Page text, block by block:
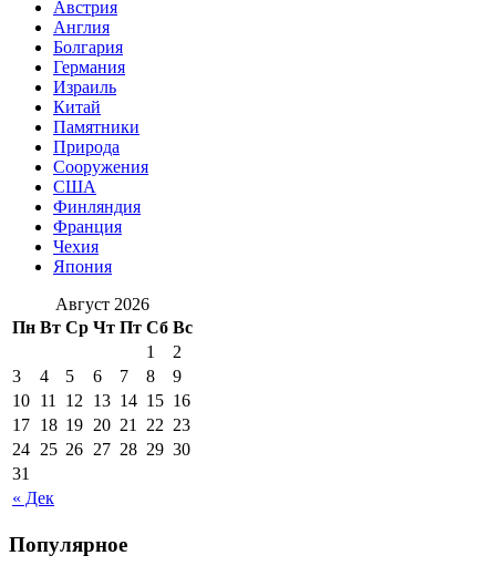
Австрия
Англия
Болгария
Германия
Израиль
Китай
Памятники
Природа
Сооружения
США
Финляндия
Франция
Чехия
Япония
Август 2026
Пн Вт Ср Чт Пт Сб Вс
« Дек
1
2
3
4 5 6 7 8
9
10 11 12 13 14 15 16
17 18 19 20 21 22 23
24 25 26 27 28 29 30
31
Популярное